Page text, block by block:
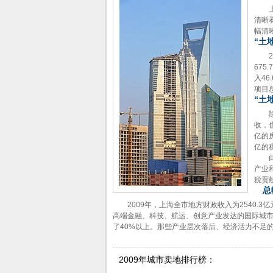
上
清晰
幅清
“土
入
项目
“土
除
收，
亿的
亿的
此
产业
税贡
总
2009年，上海全市地方财政收入为2540.3亿
高端金融、科技、航运、创意产业发达的国际城
了40%以上。那些产业层次落后、经济活力不足
2009年城市卖地排行榜：